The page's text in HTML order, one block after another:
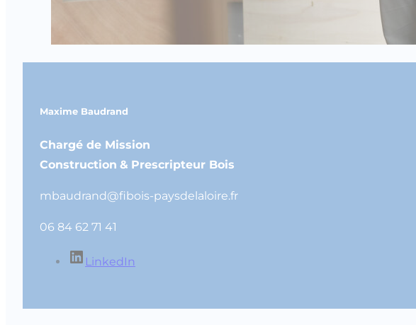
Maxime Baudrand
Chargé de Mission
Construction & Prescripteur Bois
mbaudrand@fibois-paysdelaloire.fr
06 84 62 71 41
LinkedIn